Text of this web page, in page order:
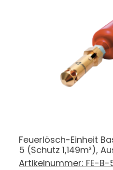
Feuerlösch-Einheit
5 (Schutz 1,149m³),
Artikelnummer: FE-